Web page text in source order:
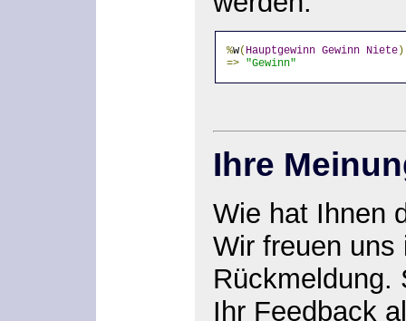
%w( Hauptgewinn Gewinn Niete
=>
"Gewinn"
Ihre
Wie hat Ihnen
Wir freuen uns
Rückmeldung.
Ihr Feedback